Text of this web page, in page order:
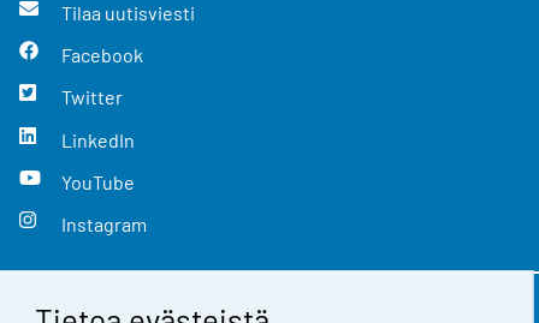
Tilaa uutisviesti
Facebook
Twitter
LinkedIn
YouTube
Instagram